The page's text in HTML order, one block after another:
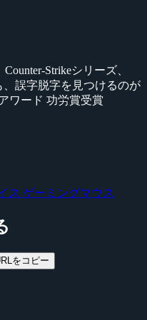
Strikeシリーズ、
誤字脱字を見つけるのが
ワード 功労賞受賞
ス ゲーミングマウス
をコピー